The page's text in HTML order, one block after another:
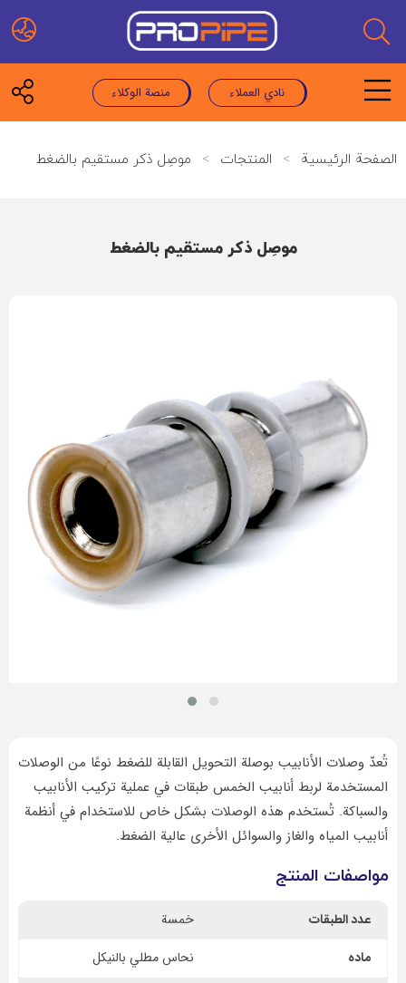
نادي العملاء منصة الوكلاء
الصفحة الرئيسية > المنتجات > موصِل ذكر مستقيم بالضغط
موصِل ذكر مستقيم بالضغط
تُعدّ وصلات الأنابيب بوصلة التحويل القابلة للضغط نوعًا من الوصلات
المستخدمة لربط أنابيب الخمس طبقات في عملية تركيب الأنابيب
والسباكة. تُستخدم هذه الوصلات بشكل خاص للاستخدام في أنظمة
أنابيب المياه والغاز والسوائل الأخرى عالية الضغط.
مواصفات المنتج
عدد الطبقات خمسة
ماده نحاس مطلي بالنيكل